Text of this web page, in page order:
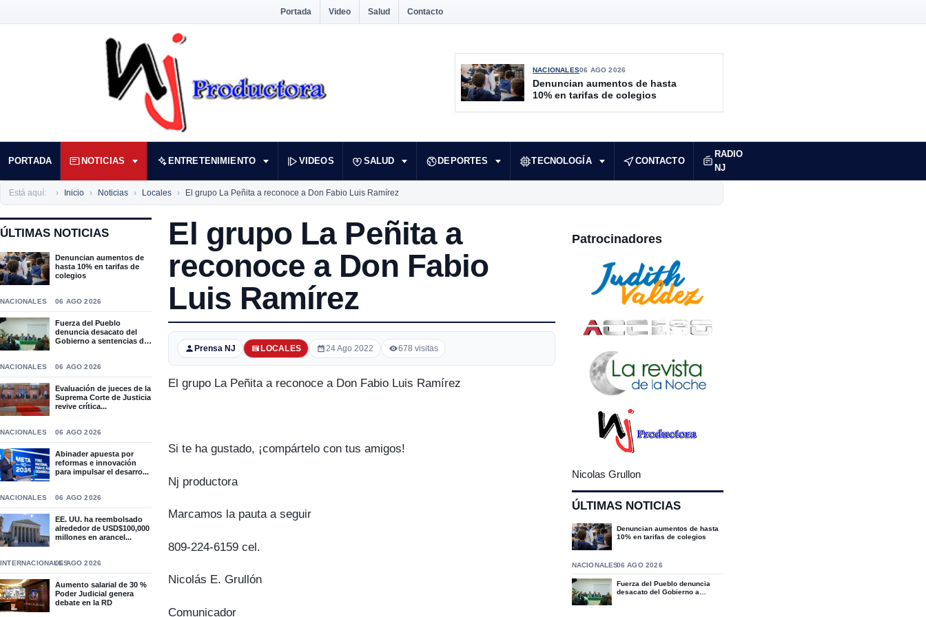
Portada Video Salud Contacto
NACIONALES06 AGO 2026
Denuncian aumentos de hasta
10% en tarifas de colegios
PORTADA NOTICIAS ENTRETENIMIENTO VIDEOS SALUD DEPORTES TECNOLOGÍA CONTACTO
RADIO
NJ
Está aquí: Inicio Noticias Locales El grupo La Peñita a reconoce a Don Fabio Luis Ramírez
ÚLTIMAS NOTICIAS
Denuncian aumentos de
hasta 10% en tarifas de
colegios
NACIONALES 06 AGO 2026
Fuerza del Pueblo
denuncia desacato del
Gobierno a sentencias del
NACIONALES 06 AGO 2026
Evaluación de jueces de la
Suprema Corte de Justicia
revive crítica...
NACIONALES 06 AGO 2026
Abinader apuesta por
reformas e innovación
para impulsar el desarro...
NACIONALES 06 AGO 2026
EE. UU. ha reembolsado
alrededor de USD$100,000
millones en arancel...
INTERNACIONALES06 AGO 2026
Aumento salarial de 30 %
Poder Judicial genera
debate en la RD
El grupo La Peñita a
reconoce a Don Fabio
Luis Ramírez
Prensa NJ LOCALES 24 Ago 2022 678 visitas
El grupo La Peñita a reconoce a Don Fabio Luis Ramírez
Si te ha gustado, ¡compártelo con tus amigos!
Nj productora
Marcamos la pauta a seguir
809-224-6159 cel.
Nicolás E. Grullón
Comunicador
Patrocinadores
Nicolas Grullon
ÚLTIMAS NOTICIAS
Denuncian aumentos de hasta
10% en tarifas de colegios
NACIONALES06 AGO 2026
Fuerza del Pueblo denuncia
desacato del Gobierno a